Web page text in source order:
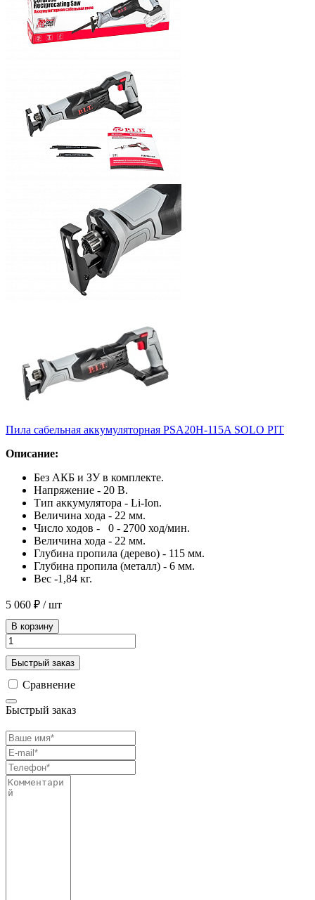
Пила сабельная аккумуляторная PSA20H-115A SOLO PIT
Описание:
Без АКБ и ЗУ в комплекте.
Напряжение - 20 В.
Тип аккумулятора - Li-Ion.
Величина хода - 22 мм.
Число ходов - 0 - 2700 ход/мин.
Величина хода - 22 мм.
Глубина пропила (дерево) - 115 мм.
Глубина пропила (металл) - 6 мм.
Вес -1,84 кг.
5 060 ₽ / шт
В корзину
Быстрый заказ
Сравнение
Быстрый заказ